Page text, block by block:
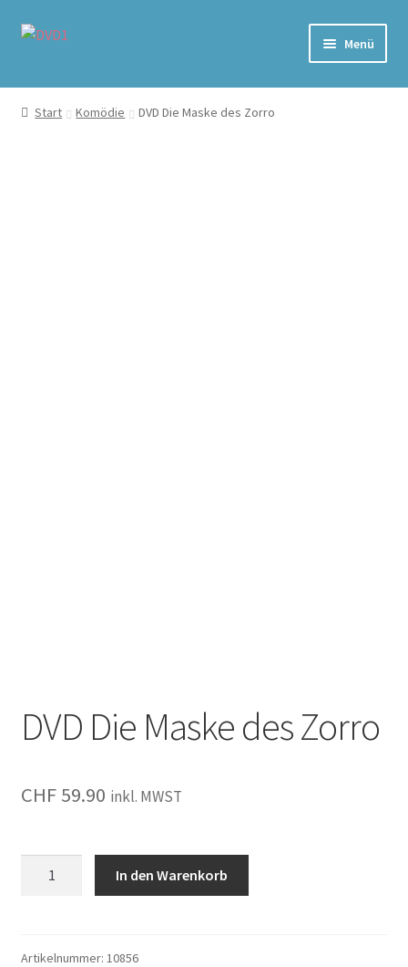
Zur
Zum
Menü
Home
Start Komödie DVD Die Maske des Zorro
DVD Die Maske des Zorro
CHF59.90 inkl. MWST
Menge
In den Warenkorb
Artikelnummer: 10856